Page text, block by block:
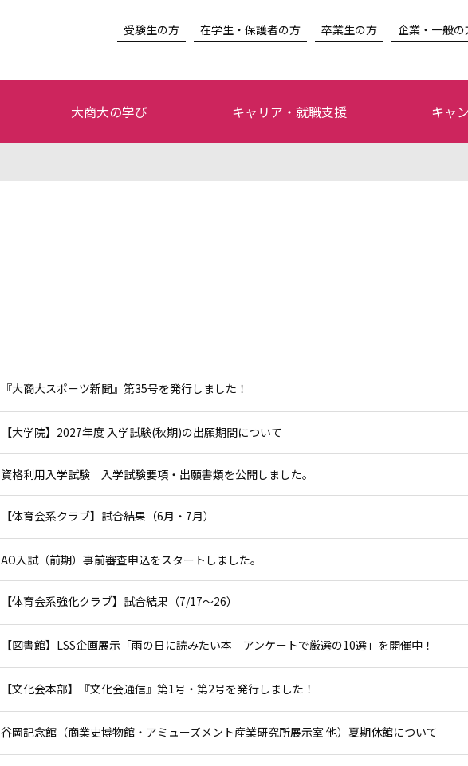
受験生の方 在学生・保護者の方 卒業生の方 企業・一般の
大商大の学び キャリア・就職支援 キャ
『大商大スポーツ新聞』第35号を発行しました！
【大学院】2027年度 入学試験(秋期)の出願期間について
資格利用入学試験 入学試験要項・出願書類を公開しました。
【体育会系クラブ】試合結果（6月・7月）
AO入試（前期）事前審査申込をスタートしました。
【体育会系強化クラブ】試合結果（7/17～26）
【図書館】LSS企画展示「雨の日に読みたい本 アンケートで厳選の10選」を開催中！
【文化会本部】『文化会通信』第1号・第2号を発行しました！
谷岡記念館（商業史博物館・アミューズメント産業研究所展示室 他）夏期休館について